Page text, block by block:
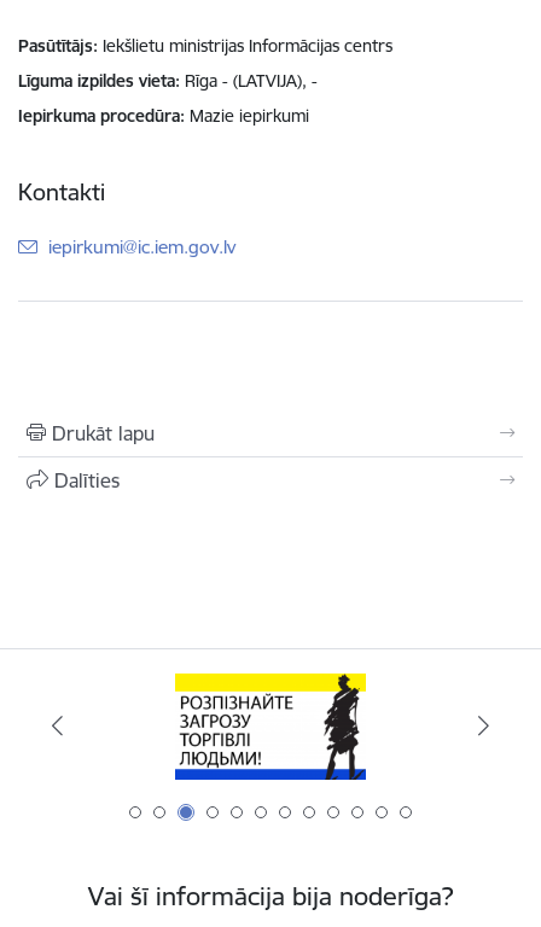
Pasūtītājs Iekšlietu ministrijas Informācijas centrs
Līguma izpildes vieta Rīga - (LATVIJA), -
Iepirkuma procedūra Mazie iepirkumi
Kontakti
E-pasts:
iepirkumi@ic.iem.gov.lv
Drukāt lapu
Dalīties
Vai šī informācija bija noderīga?